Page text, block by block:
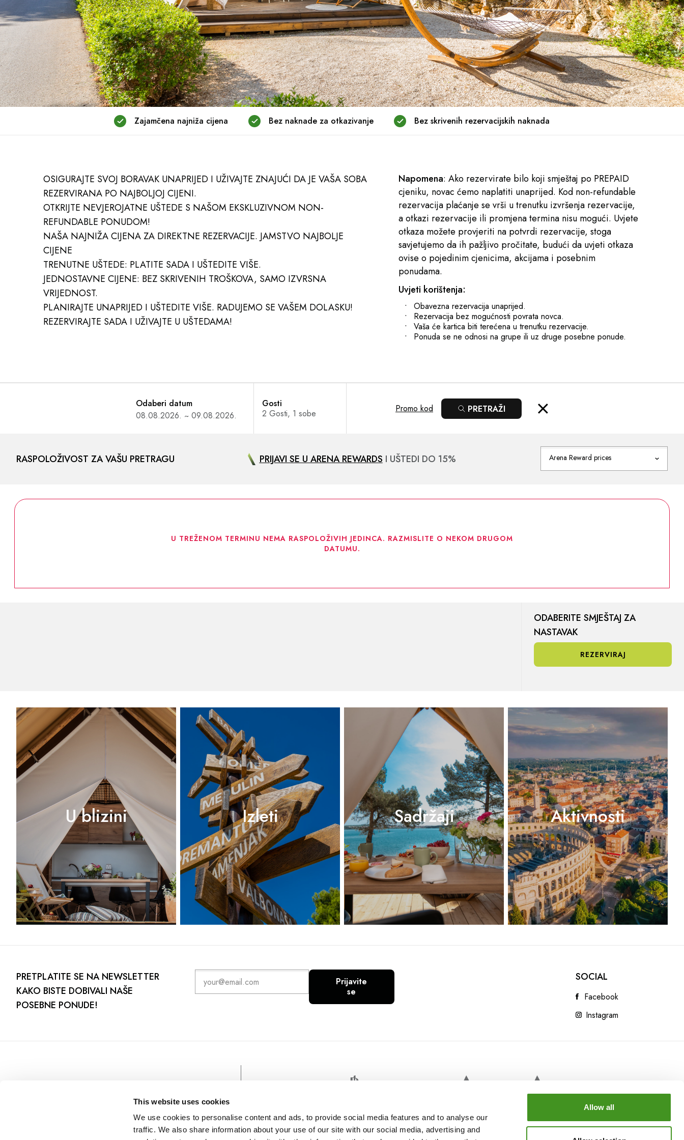
This website uses cookies
We use cookies to personalise content and ads, to provide social media features and to analyse our
traffic. We also share information about your use of our site with our social media, advertising and
Allow all
Zajamčena najniža cijena Bez naknade za otkazivanje Bez skrivenih rezervacijskih naknada
OSIGURAJTE SVOJ BORAVAK UNAPRIJED I UŽIVAJTE ZNAJUĆI DA JE VAŠA SOBA
REZERVIRANA PO NAJBOLJOJ CIJENI.
OTKRIJTE NEVJEROJATNE UŠTEDE S NAŠOM EKSKLUZIVNOM NON-
REFUNDABLE PONUDOM!
NAŠA NAJNIŽA CIJENA ZA DIREKTNE REZERVACIJE. JAMSTVO NAJBOLJE
CIJENE
TRENUTNE UŠTEDE: PLATITE SADA I UŠTEDITE VIŠE.
JEDNOSTAVNE CIJENE: BEZ SKRIVENIH TROŠKOVA, SAMO IZVRSNA
VRIJEDNOST.
PLANIRAJTE UNAPRIJED I UŠTEDITE VIŠE. RADUJEMO SE VAŠEM DOLASKU!
REZERVIRAJTE SADA I UŽIVAJTE U UŠTEDAMA!
Napomena: Ako rezervirate bilo koji smještaj po PREPAID
cjeniku, novac ćemo naplatiti unaprijed. Kod non-refundable
rezervacija plaćanje se vrši u trenutku izvršenja rezervacije,
a otkazi rezervacije ili promjena termina nisu mogući. Uvjete
otkaza možete provjeriti na potvrdi rezervacije, stoga
savjetujemo da ih pažljivo pročitate, budući da uvjeti otkaza
ovise o pojedinim cjenicima, akcijama i posebnim
ponudama.
Uvjeti korištenja:
Obavezna rezervacija unaprijed.
Rezervacija bez mogućnosti povrata novca.
Vaša će kartica biti terećena u trenutku rezervacije.
Ponuda se ne odnosi na grupe ili uz druge posebne ponude.
Odaberi datum Gosti Promo kod PRETRAŽI
PRIJAVI SE U ARENA REWARDS I UŠTEDI DO 15% Arena Reward prices
RASPOLOŽIVOST ZA VAŠU PRETRAGU
U TREŽENOM TERMINU NEMA RASPOLOŽIVIH JEDINCA. RAZMISLITE O NEKOM DRUGOM
DATUMU.
ODABERITE SMJEŠTAJ ZA
NASTAVAK
REZERVIRAJ
U blizini Izleti Sadržaji Aktivnosti
PRETPLATITE SE NA NEWSLETTER
KAKO BISTE DOBIVALI NAŠE
POSEBNE PONUDE!
Prijavite
se
SOCIAL
Facebook
Instagram